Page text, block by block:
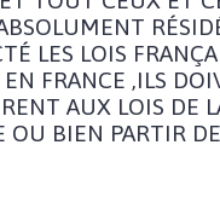
LES LOIS
FRANCE ,ILS
AUX LOIS DE
OU BIEN PARTIR